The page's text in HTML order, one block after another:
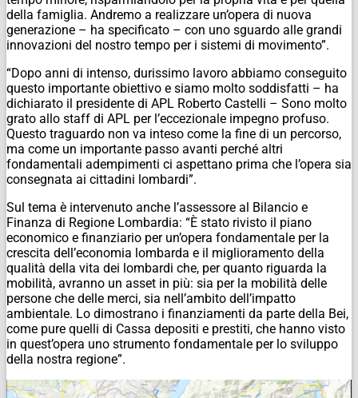
della famiglia. Andremo a realizzare un’opera di nuova
generazione – ha specificato – con uno sguardo alle grandi
innovazioni del nostro tempo per i sistemi di movimento”.
“Dopo anni di intenso, durissimo lavoro abbiamo conseguito
questo importante obiettivo e siamo molto soddisfatti – ha
dichiarato il presidente di APL Roberto Castelli – Sono molto
grato allo staff di APL per l’eccezionale impegno profuso.
Questo traguardo non va inteso come la fine di un percorso,
ma come un importante passo avanti perché altri
fondamentali adempimenti ci aspettano prima che l’opera sia
consegnata ai cittadini lombardi”.
Sul tema è intervenuto anche l’assessore al Bilancio e
Finanza di Regione Lombardia: “È stato rivisto il piano
economico e finanziario per un’opera fondamentale per la
crescita dell’economia lombarda e il miglioramento della
qualità della vita dei lombardi che, per quanto riguarda la
mobilità, avranno un asset in più: sia per la mobilità delle
persone che delle merci, sia nell’ambito dell’impatto
ambientale. Lo dimostrano i finanziamenti da parte della Bei,
come pure quelli di Cassa depositi e prestiti, che hanno visto
in quest’opera uno strumento fondamentale per lo sviluppo
della nostra regione”.